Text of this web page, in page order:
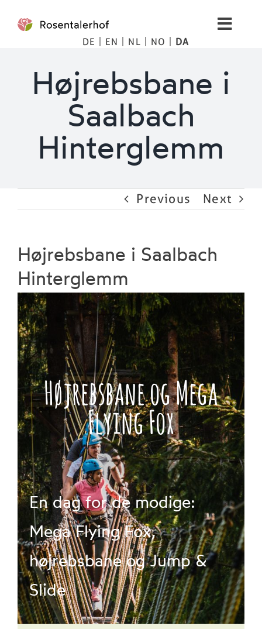
content
Spa
Billeder
Tips
Priser
Højrebsbane i
Saalbach
Hinterglemm
Previous Next
Højrebsbane i Saalbach
Hinterglemm
Højrebsbane og Mega
Flying Fox
En dag for de modige:
Mega Flying Fox,
højrebsbane og Jump &
Slide
DE EN NL NO DA